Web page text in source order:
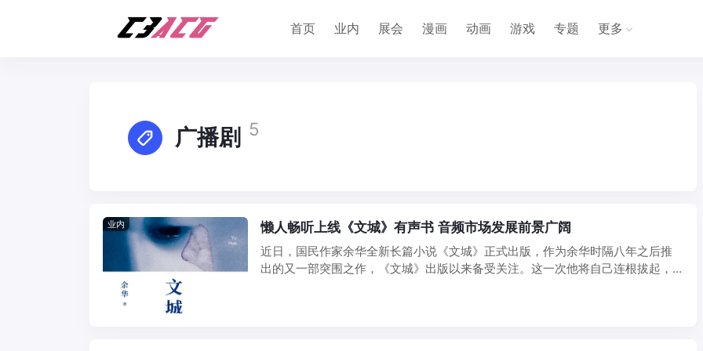
首页 业内 展会 漫画 动画 游戏 专题 更多
广播剧 5
业内 懒人畅听上线《文城》有声书 音频市场发展前景广阔
近日，国民作家余华全新长篇小说《文城》正式出版，作为余华时隔八年之后推
出的又一部突围之作，《文城》出版以来备受关注。这一次他将自己连根拔起，